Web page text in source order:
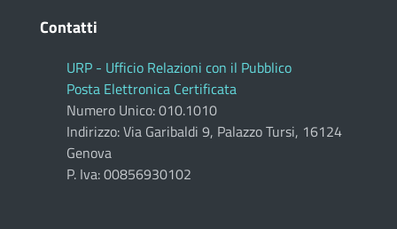
Contatti
URP - Ufficio Relazioni con il Pubblico
Posta Elettronica Certificata
Numero Unico: 010.1010
Indirizzo: Via Garibaldi 9, Palazzo Tursi, 16124
Genova
P. Iva: 00856930102